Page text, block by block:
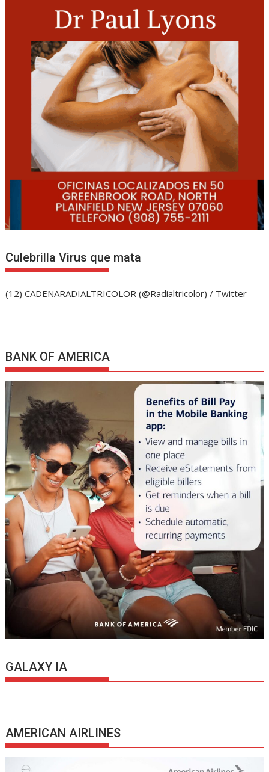
Culebrilla Virus que mata
(12) CADENARADIALTRICOLOR (@Radialtricolor) / Twitter
BANK OF AMERICA
GALAXY IA
AMERICAN AIRLINES